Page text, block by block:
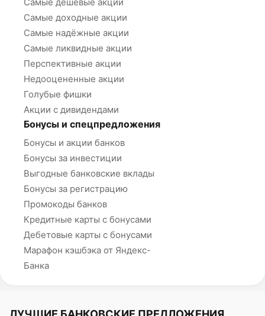
Самые доходные акции
Самые надёжные акции
Самые ликвидные акции
Перспективные акции
Недооцененные акции
Голубые фишки
Акции с дивидендами
Бонусы и спецпредложения
Бонусы и акции банков
Бонусы за инвестиции
Выгодные банковские вклады
Бонусы за регистрацию
Промокоды банков
Кредитные карты с бонусами
Дебетовые карты с бонусами
Марафон кэшбэка от Яндекс-
Банка